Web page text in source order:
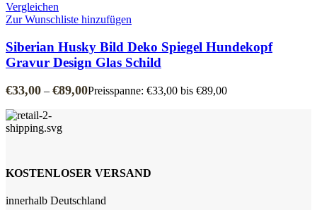
Vergleichen
Zur Wunschliste hinzufügen
Siberian Husky Bild Deko Spiegel Hundekopf
Gravur Design Glas Schild
€33,00 – €89,00Preisspanne: €33,00 bis €89,00
KOSTENLOSER VERSAND
innerhalb Deutschland